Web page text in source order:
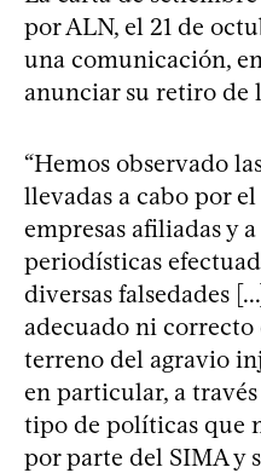
por ALN, el 21 de
una comunicación,
anunciar su retiro de
“Hemos observado
llevadas a cabo por
empresas afiliadas y
periodísticas
diversas falsedades
adecuado ni correcto
terreno del agravio
en particular, a
tipo de políticas que
por parte del SIMA y